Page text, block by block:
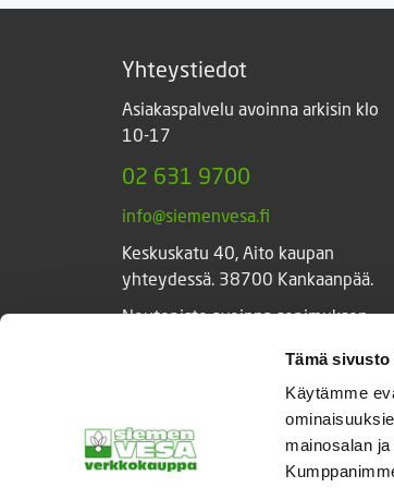
Tämä
Käytämme
mainosalan
Yhteystiedot
Asiakaspalvelu avoinna arkisin klo
10-17
02 631 9700
info@siemenvesa.fi
Keskuskatu 40, Aito kaupan
yhteydessä. 38700 Kankaanpää.
Noutopiste avoinna sopimuksen